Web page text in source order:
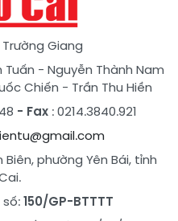
Trường Giang
Tuấn - Nguyễn Thành Nam
Chiến - Trần Thu Hiền
- Fax : 0214.3840.921
phường Yên Bái, tỉnh
150/GP-BTTTT